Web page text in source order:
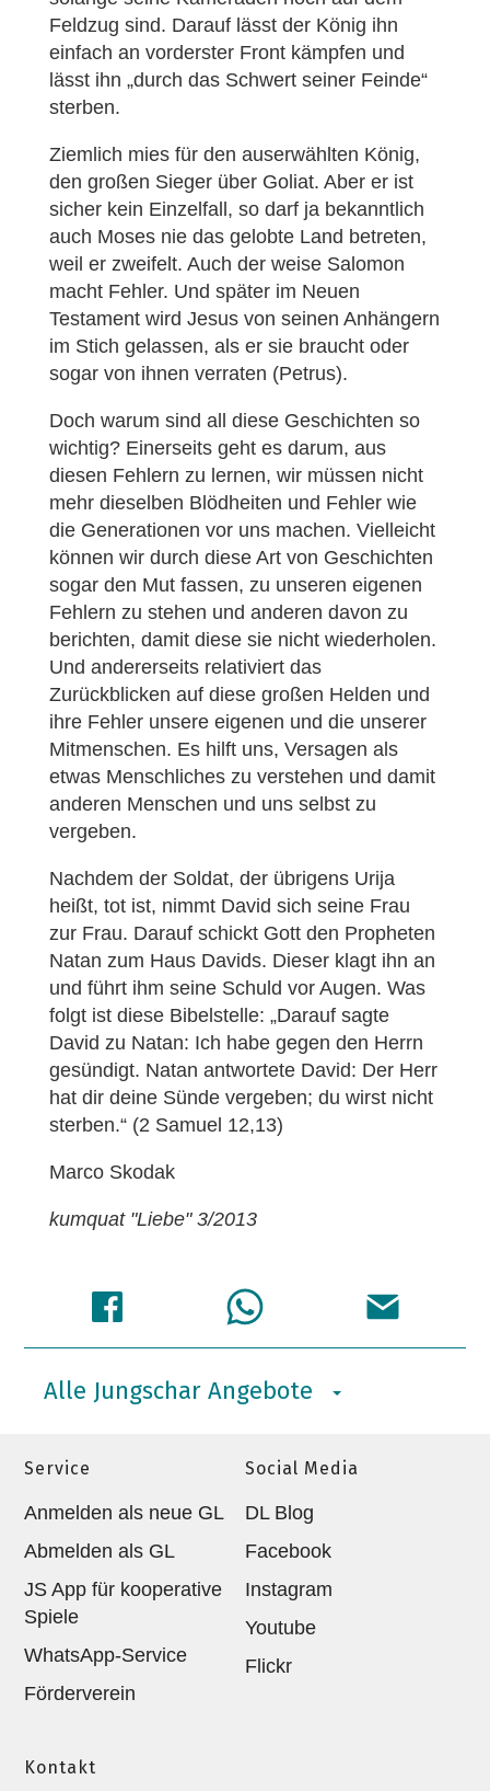
Feldzug sind. Darauf lässt der König ihn
einfach an vorderster Front kämpfen und
lässt ihn „durch das Schwert seiner Feinde“
sterben.
Ziemlich mies für den auserwählten König,
den großen Sieger über Goliat. Aber er ist
sicher kein Einzelfall, so darf ja bekanntlich
auch Moses nie das gelobte Land betreten,
weil er zweifelt. Auch der weise Salomon
macht Fehler. Und später im Neuen
Testament wird Jesus von seinen Anhängern
im Stich gelassen, als er sie braucht oder
sogar von ihnen verraten (Petrus).
Doch warum sind all diese Geschichten so
wichtig? Einerseits geht es darum, aus
diesen Fehlern zu lernen, wir müssen nicht
mehr dieselben Blödheiten und Fehler wie
die Generationen vor uns machen. Vielleicht
können wir durch diese Art von Geschichten
sogar den Mut fassen, zu unseren eigenen
Fehlern zu stehen und anderen davon zu
berichten, damit diese sie nicht wiederholen.
Und andererseits relativiert das
Zurückblicken auf diese großen Helden und
ihre Fehler unsere eigenen und die unserer
Mitmenschen. Es hilft uns, Versagen als
etwas Menschliches zu verstehen und damit
anderen Menschen und uns selbst zu
vergeben.
Nachdem der Soldat, der übrigens Urija
heißt, tot ist, nimmt David sich seine Frau
zur Frau. Darauf schickt Gott den Propheten
Natan zum Haus Davids. Dieser klagt ihn an
und führt ihm seine Schuld vor Augen. Was
folgt ist diese Bibelstelle: „Darauf sagte
David zu Natan: Ich habe gegen den Herrn
gesündigt. Natan antwortete David: Der Herr
hat dir deine Sünde vergeben; du wirst nicht
sterben.“ (2 Samuel 12,13)
Marco Skodak
kumquat "Liebe" 3/2013
Alle Jungschar Angebote
Service
Anmelden als neue GL
Abmelden als GL
JS App für kooperative
Spiele
WhatsApp-Service
Förderverein
Social Media
DL Blog
Facebook
Instagram
Youtube
Flickr
Kontakt